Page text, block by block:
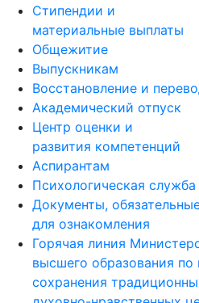
Стипендии и
материальные выплаты
Общежитие
Выпускникам
Восстановление и
Академический отпуск
Центр оценки и
развития компетенций
Аспирантам
Психологическая служба
Документы,
для ознакомления
Горячая линия
высшего образования по
сохранения